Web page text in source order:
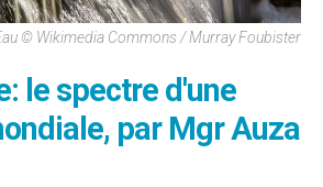
© Wikimedia Commons / Murray Foubister
le spectre d'une
par Mgr Auza